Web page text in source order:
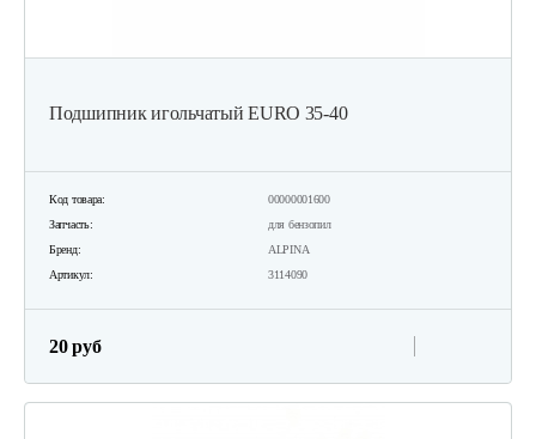
Подшипник игольчатый ЕURO 35-40
Код товара:
00000001600
Запчасть:
для бензопил
Бренд:
ALPINA
Артикул:
3114090
20 руб